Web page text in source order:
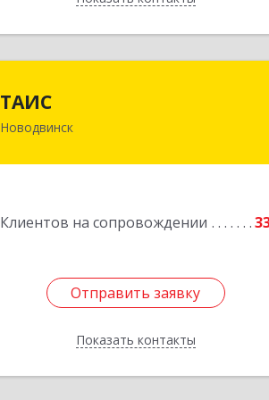
ТАИС
Новодвинск
Клиентов на сопровождении
Отправить заявку
Показать контакты
Отправить заявку
Назад